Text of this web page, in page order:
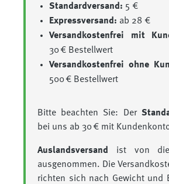
Standardversand: 5 €
Expressversand: ab 28 €
Versandkostenfrei mit
30 € Bestellwert
Versandkostenfrei ohne
500 € Bestellwert
Bitte beachten Sie: Der
bei uns ab 30 € mit
Auslandsversand ist von
ausgenommen. Die
richten sich nach Gewicht und